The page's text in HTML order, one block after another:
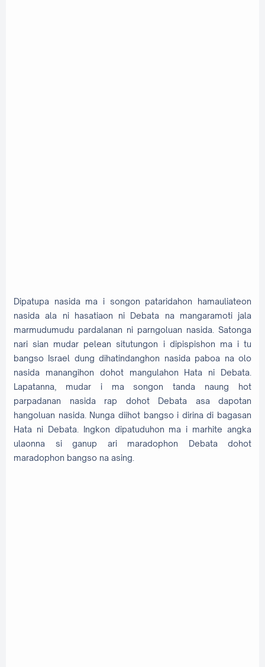
Dipatupa nasida ma i songon pataridahon hamauliateon
nasida ala ni hasatiaon ni Debata na mangaramoti jala
marmudumudu pardalanan ni parngoluan nasida. Satonga
nari sian mudar pelean situtungon i dipispishon ma i tu
bangso Israel dung dihatindanghon nasida paboa na olo
nasida manangihon dohot mangulahon Hata ni Debata.
Lapatanna, mudar i ma songon tanda naung hot
parpadanan nasida rap dohot Debata asa dapotan
hangoluan nasida. Nunga diihot bangso i dirina di bagasan
Hata ni Debata. Ingkon dipatuduhon ma i marhite angka
ulaonna si ganup ari maradophon Debata dohot
maradophon bangso na asing.